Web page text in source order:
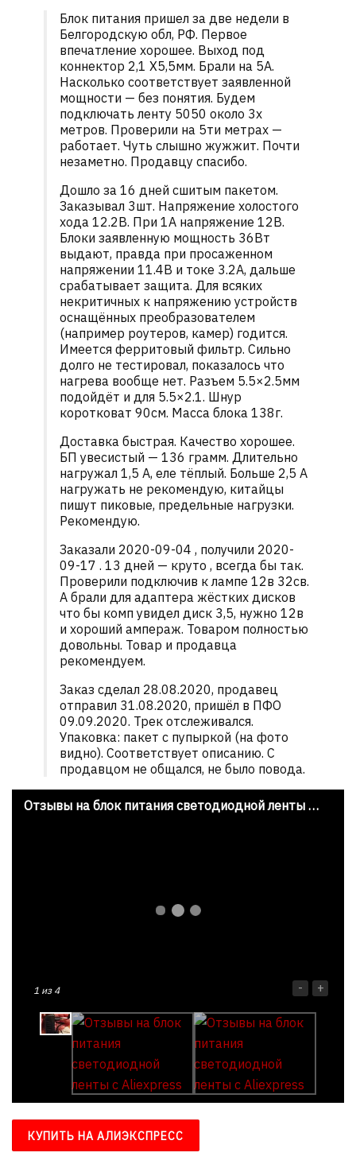
Блок питания пришел за две недели в
Белгородскую обл, РФ. Первое
впечатление хорошее. Выход под
коннектор 2,1 Х5,5мм. Брали на 5А.
Насколько соответствует заявленной
мощности — без понятия. Будем
подключать ленту 5050 около 3х
метров. Проверили на 5ти метрах —
работает. Чуть слышно жужжит. Почти
незаметно. Продавцу спасибо.
Дошло за 16 дней сшитым пакетом.
Заказывал 3шт. Напряжение холостого
хода 12.2В. При 1А напряжение 12В.
Блоки заявленную мощность 36Вт
выдают, правда при просаженном
напряжении 11.4В и токе 3.2А, дальше
срабатывает защита. Для всяких
некритичных к напряжению устройств
оснащённых преобразователем
(например роутеров, камер) годится.
Имеется ферритовый фильтр. Сильно
долго не тестировал, показалось что
нагрева вообще нет. Разъем 5.5×2.5мм
подойдёт и для 5.5×2.1. Шнур
коротковат 90см. Масса блока 138г.
Доставка быстрая. Качество хорошее.
БП увесистый — 136 грамм. Длительно
нагружал 1,5 А, еле тёплый. Больше 2,5 А
нагружать не рекомендую, китайцы
пишут пиковые, предельные нагрузки.
Рекомендую.
Заказали 2020-09-04 , получили 2020-
09-17 . 13 дней — круто , всегда бы так.
Проверили подключив к лампе 12в 32св.
А брали для адаптера жёстких дисков
что бы комп увидел диск 3,5, нужно 12в
и хороший ампераж. Товаром полностью
довольны. Товар и продавца
рекомендуем.
Заказ сделал 28.08.2020, продавец
отправил 31.08.2020, пришёл в ПФО
09.09.2020. Трек отслеживался.
Упаковка: пакет с пупыркой (на фото
видно). Соответствует описанию. С
продавцом не общался, не было повода.
Отзывы на блок питания светодиодной ленты с Aliexpress
1 из 4 - +
КУПИТЬ НА АЛИЭКСПРЕСС